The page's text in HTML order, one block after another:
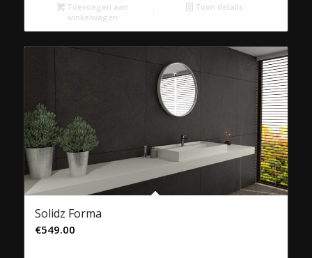
€350.00.
Toevoegen aan
winkelwagen
Toon details
Solidz Forma
€549.00